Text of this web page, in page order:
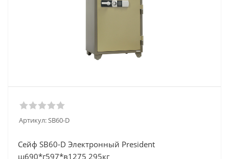
Артикул:SB60-D
Сейф SB60-D Электронный President
ш690*г597*в1275 295кг